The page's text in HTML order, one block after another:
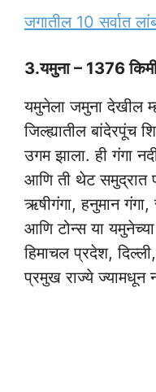
जगातील 10 सर्वात
3.यमुना – 1376
यमुनेला जमुना देखील
जिल्ह्यातील बांदेरपूंच
उगम झाला. ही गंगा
आणि ती थेट समुद्रात
ऋषीगंगा, हनुमान
आणि टोन्स या
हिमाचल प्रदेश,
प्रमुख राज्ये ज्यामधून